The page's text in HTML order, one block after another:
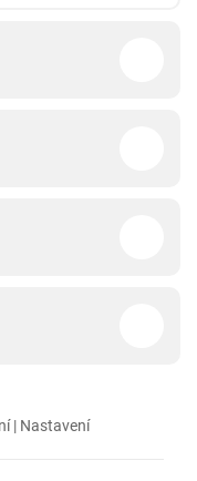
| Nastavení